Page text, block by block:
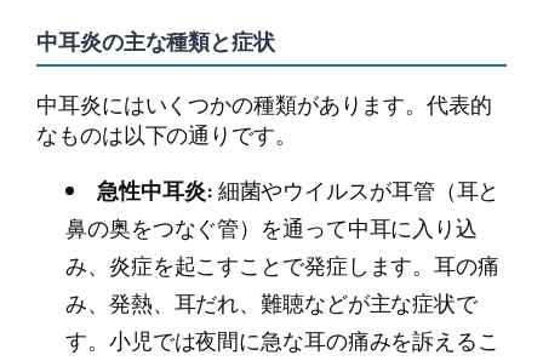
中耳炎の主な種類と症状
中耳炎にはいくつかの種類があります。代表的
なものは以下の通りです。
急性中耳炎:細菌やウイルスが耳管（耳と
鼻の奥をつなぐ管）を通って中耳に入り込
み、炎症を起こすことで発症します。耳の痛
み、発熱、耳だれ、難聴などが主な症状で
す。小児では夜間に急な耳の痛みを訴えるこ